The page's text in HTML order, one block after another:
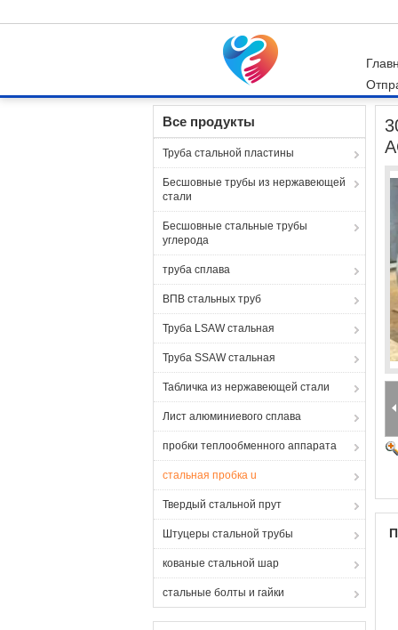
стальная
Все продукты
Труба стальной пластины
Бесшовные трубы из нержавеющей
стали
Бесшовные стальные трубы
углерода
труба сплава
ВПВ стальных труб
Труба LSAW стальная
Труба SSAW стальная
Табличка из нержавеющей стали
Лист алюминиевого сплава
пробки теплообменного аппарата
стальная пробка u
Твердый стальной прут
Штуцеры стальной трубы
кованые стальной шар
стальные болты и гайки